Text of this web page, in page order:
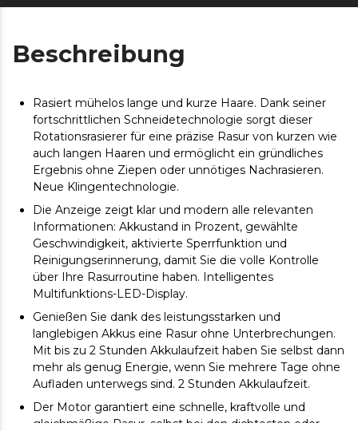
Beschreibung
Rasiert mühelos lange und kurze Haare. Dank seiner
fortschrittlichen Schneidetechnologie sorgt dieser
Rotationsrasierer für eine präzise Rasur von kurzen wie
auch langen Haaren und ermöglicht ein gründliches
Ergebnis ohne Ziepen oder unnötiges Nachrasieren.
Neue Klingentechnologie.
Die Anzeige zeigt klar und modern alle relevanten
Informationen: Akkustand in Prozent, gewählte
Geschwindigkeit, aktivierte Sperrfunktion und
Reinigungserinnerung, damit Sie die volle Kontrolle
über Ihre Rasurroutine haben. Intelligentes
Multifunktions-LED-Display.
Genießen Sie dank des leistungsstarken und
langlebigen Akkus eine Rasur ohne Unterbrechungen.
Mit bis zu 2 Stunden Akkulaufzeit haben Sie selbst dann
mehr als genug Energie, wenn Sie mehrere Tage ohne
Aufladen unterwegs sind. 2 Stunden Akkulaufzeit.
Der Motor garantiert eine schnelle, kraftvolle und
gleichmäßige Rasur, selbst bei den dichtesten oder